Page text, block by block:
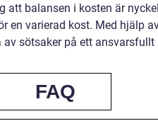
balansen i kosten är
en varierad kost. Med hjälp
sötsaker på ett ansvarsfullt
FAQ